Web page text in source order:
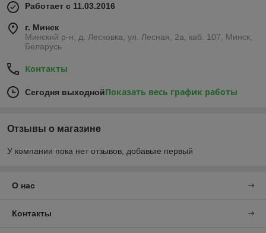
Унитарное предприятие «Агро-Дон-
Снаб» предлагает
Запчасти
— продаем комплектующие для
кормоуборочной техники от известных отечественных и
MWS Schneidwerkzeuge, Tagex, «Гомсельмаш», РСМ,
Deutz.
диагностику зерноуборочных машин и комбайнов
уровне.
Приглашаем к сотрудничеству!
Республики Беларусь и стран СНГ, имеющие в эксплуатации
Работает с 11.03.2016
г. Минск
Минский р-н, д. Лесковка, ул. Лесная, 2а, каб. 107, Минск,
Беларусь
Контакты
Сегодня выходнойПоказать весь график работы
Отзывы о магазине
У компании пока нет отзывов, добавьте первый
О нас
Контакты